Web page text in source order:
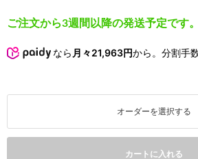
ご注文から3週間以降の発送予定です。
なら 月々21,963円から。分割手
オーダーを選択する
カートに入れる